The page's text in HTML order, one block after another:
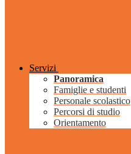
Servizi
Panoramica
Famiglie e studenti
Personale scolastico
Percorsi di studio
Orientamento